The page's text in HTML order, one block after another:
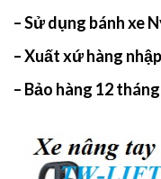
– Sử dụng bánh xe
– Xuất xứ hàng
– Bảo hàng 12